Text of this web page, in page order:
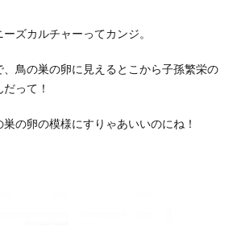
ズカルチャーってカンジ。
、鳥の巣の卵に見えるとこから子孫繁栄の
って！
の卵の模様にすりゃあいいのにね！